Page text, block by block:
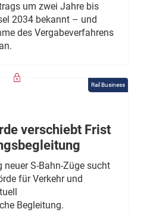
um zwei Jahre bis
2034 bekannt – und
des Vergabeverfahrens
Rail Business
verschiebt Frist
neuer S-Bahn-Züge sucht
für Verkehr und
Begleitung.